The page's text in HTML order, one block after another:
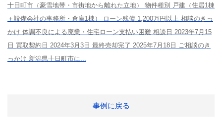
十日町市（豪雪地帯・市街地から離れた立地） 物件種別 戸建（住居1棟
＋設備会社の事務所・倉庫1棟） ローン残債 1,200万円以上 相談のきっ
かけ 体調不良による廃業・住宅ローン支払い困難 相談日 2023年7月15
日 買取契約日 2024年3月3日 最終売却完了 2025年7月18日 ご相談のき
っかけ 新潟県十日町市に...
事例に戻る